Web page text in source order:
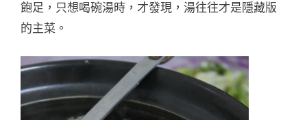
飽足，只想喝碗湯時，才發現，湯往往才是隱藏版
的主菜。